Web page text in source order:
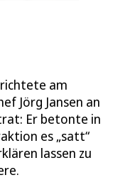
am
Jörg Jansen an
Er betonte in
es „satt“
lassen zu